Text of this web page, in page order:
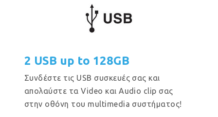
2 USB up to 128GB
Συνδέστε τις USB συσκευές σας και
απολαύστε τα Video και Audio clip σας
στην οθόνη του multimedia συστήματος!